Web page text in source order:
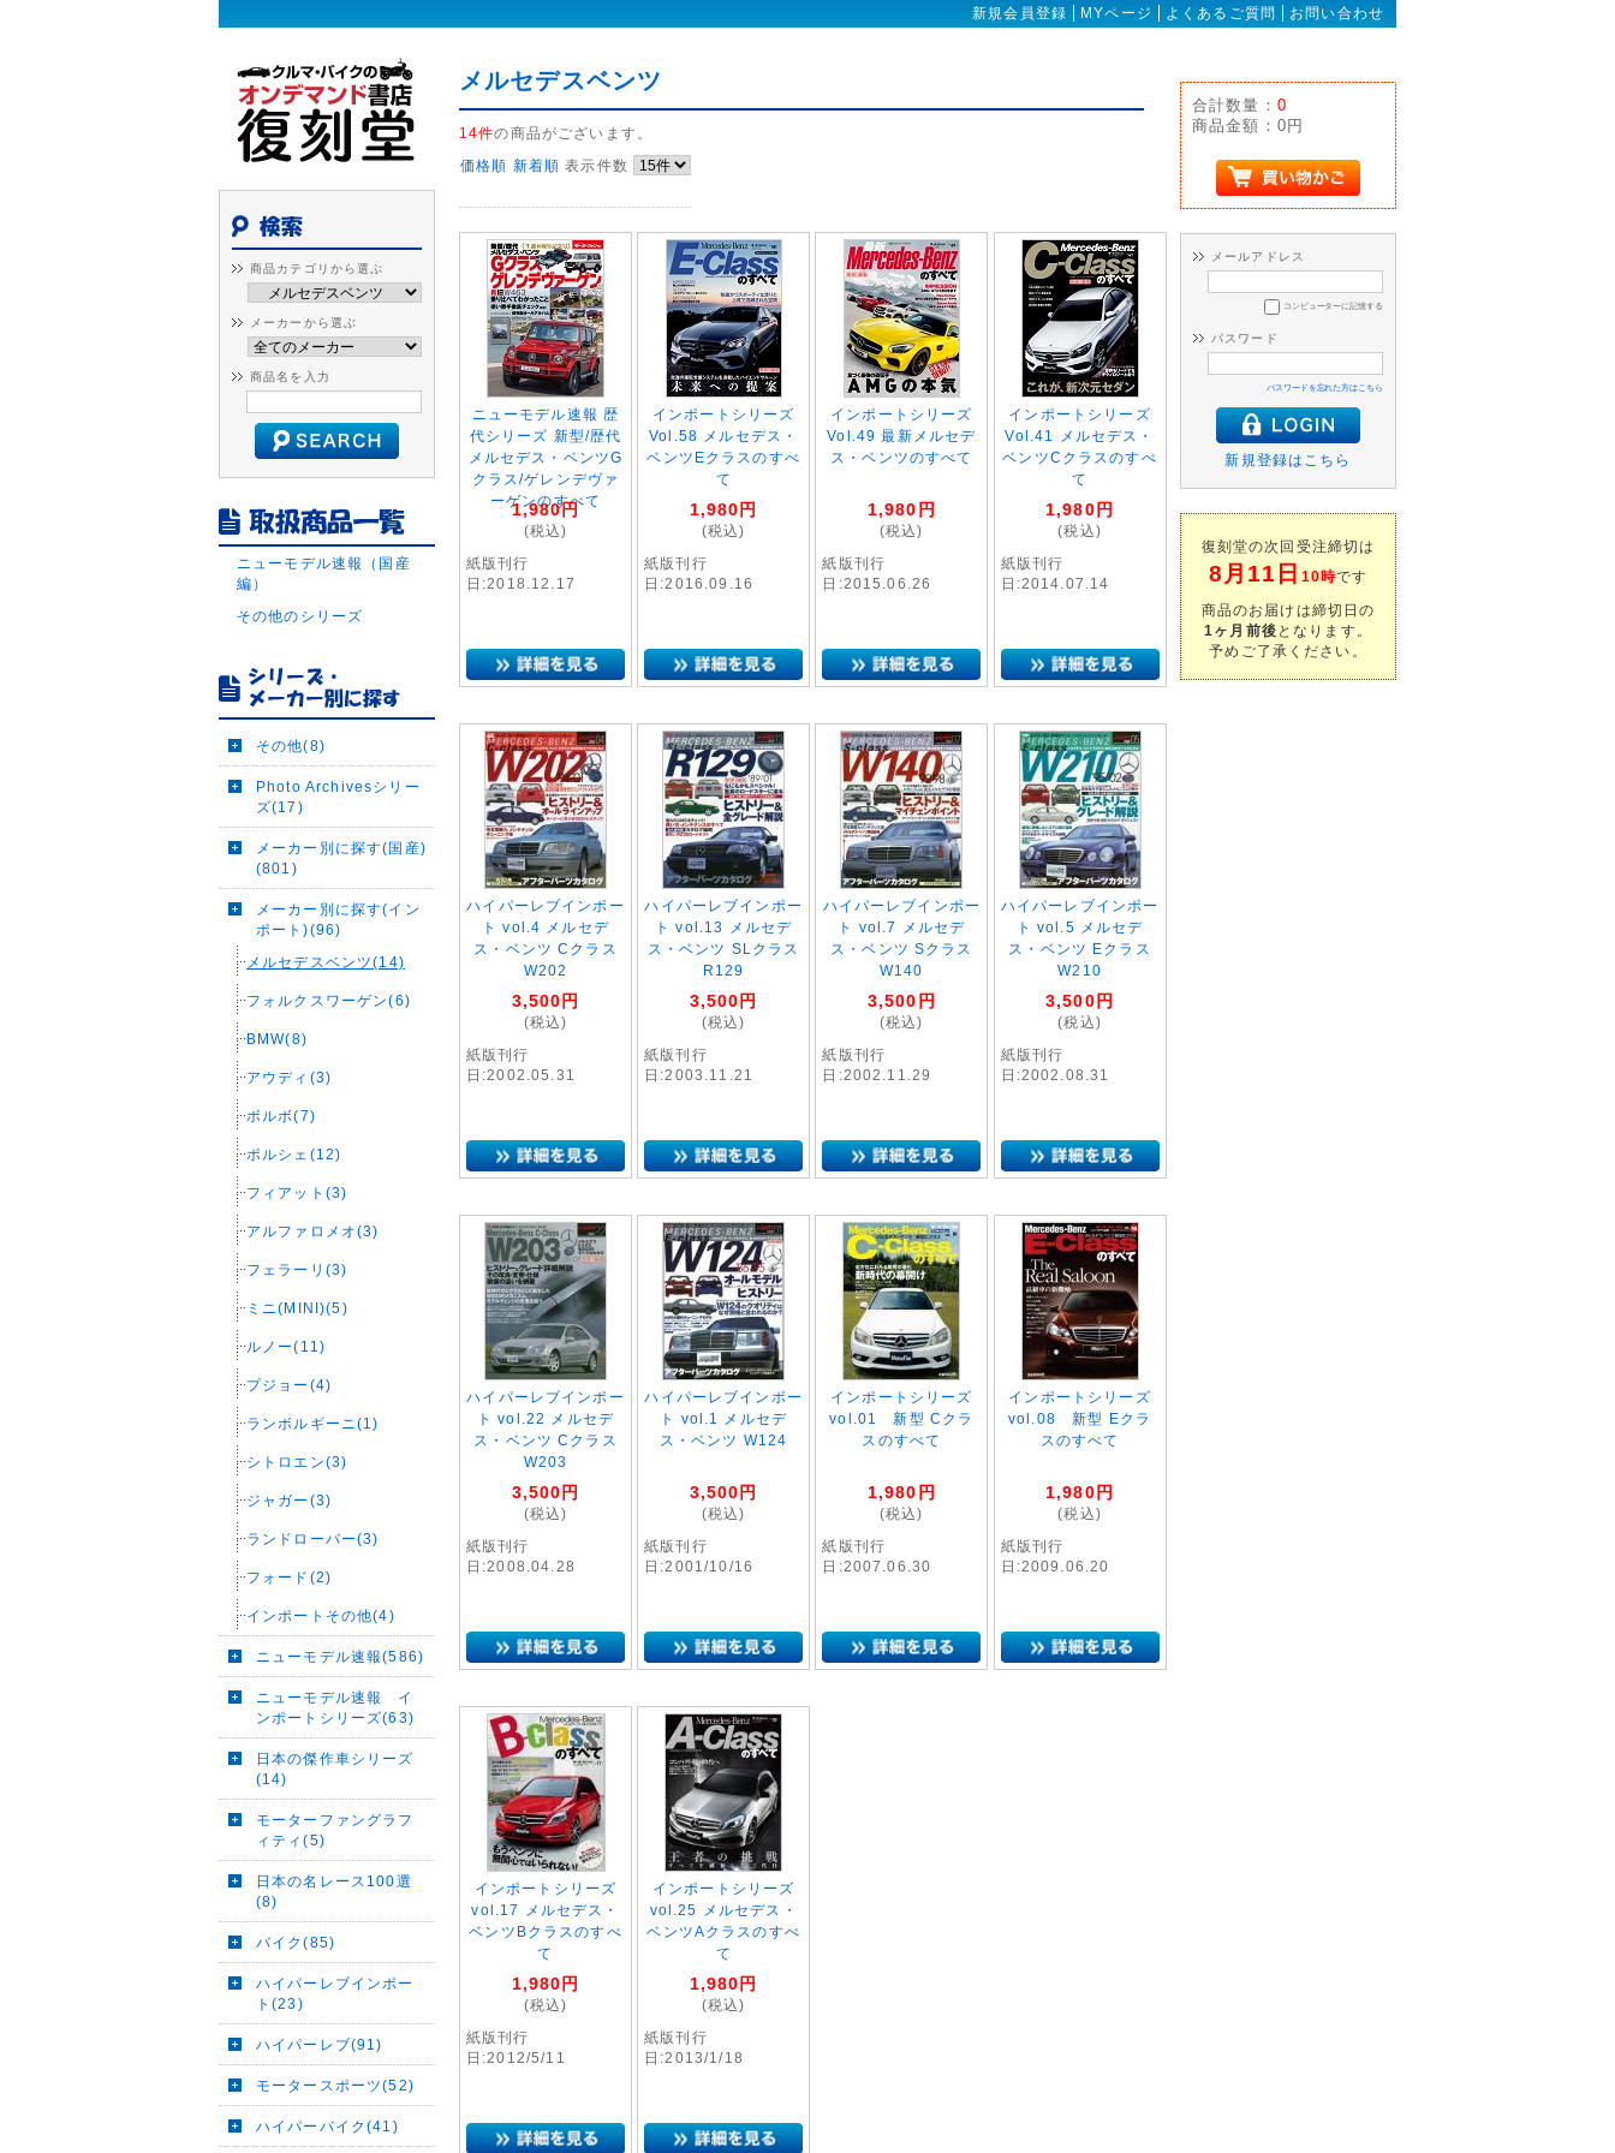
新規会員登録 MYページ よくあるご質問 お問い合わせ
メルセデスベンツ
14件の商品がございます。
価格順 新着順 表示件数
ニューモデル速報 歴
代シリーズ 新型/歴代
メルセデス・ベンツG
クラス/ゲレンデヴァ
ーゲンのすべて
1,980円
(税込)
紙版刊行
日:2018.12.17
インポートシリーズ
Vol.58 メルセデス・
ベンツEクラスのすべ
て
1,980 円
(税込)
紙版刊行
日:2016.09.16
インポートシリーズ
Vol.49 最新メルセデ
ス・ベンツのすべて
1,980 円
(税込)
紙版刊行
日:2015.06.26
インポートシリーズ
Vol.41 メルセデス・
ベンツCクラスのすべ
て
1,980 円
(税込)
紙版刊行
日:2014.07.14
ハイパーレブインポー
ト vol.4 メルセデ
ス・ベンツ Cクラス
W202
3,500 円
(税込)
紙版刊行
日:2002.05.31
ハイパーレブインポー
ト vol.13 メルセデ
ス・ベンツ SLクラス
R129
3,500 円
(税込)
紙版刊行
日:2003.11.21
ハイパーレブインポー
ト vol.7 メルセデ
ス・ベンツ Sクラス
W140
3,500 円
(税込)
紙版刊行
日:2002.11.29
ハイパーレブインポー
ト vol.5 メルセデ
ス・ベンツ Eクラス
W210
3,500 円
(税込)
紙版刊行
日:2002.08.31
ハイパーレブインポー
ト vol.22 メルセデ
ス・ベンツ Cクラス
W203
3,500 円
(税込)
紙版刊行
日:2008.04.28
ハイパーレブインポー
ト vol.1 メルセデ
ス・ベンツ W124
3,500 円
(税込)
紙版刊行
日:2001/10/16
インポートシリーズ
vol.01 新型 Cクラ
スのすべて
1,980 円
(税込)
紙版刊行
日:2007.06.30
インポートシリーズ
vol.08 新型 Eクラ
スのすべて
1,980 円
(税込)
紙版刊行
日:2009.06.20
インポートシリーズ
vol.17 メルセデス・
ベンツBクラスのすべ
て
1,980 円
(税込)
紙版刊行
日:2012/5/11
インポートシリーズ
vol.25 メルセデス・
ベンツAクラスのすべ
て
1,980 円
(税込)
紙版刊行
日:2013/1/18
商品カテゴリから選ぶ
メーカーから選ぶ
商品名を入力
ニューモデル速報（国産
編）
その他のシリーズ
その他(8)
Photo Archivesシリー
ズ(17)
メーカー別に探す(国産)
(801)
メーカー別に探す(イン
ポート)(96)
メルセデスベンツ(14)
フォルクスワーゲン(6)
BMW(8)
アウディ(3)
ボルボ(7)
ポルシェ(12)
フィアット(3)
アルファロメオ(3)
フェラーリ(3)
ミニ(MINI)(5)
ルノー(11)
プジョー(4)
ランボルギーニ(1)
シトロエン(3)
ジャガー(3)
ランドローバー(3)
フォード(2)
インポートその他(4)
ニューモデル速報(586)
ニューモデル速報 イ
ンポートシリーズ(63)
日本の傑作車シリーズ
(14)
モーターファングラフ
ィティ(5)
日本の名レース100選
(8)
バイク(85)
ハイパーレブインポー
ト(23)
ハイパーレブ(91)
モータースポーツ(52)
ハイパーバイク(41)
合計数量： 0
商品金額： 0円
メールアドレス
コンピューターに記憶する
パスワード
パスワードを忘れた方はこちら
新規登録はこちら
復刻堂の次回受注締切は
8月11日 10時です
商品のお届けは締切日の
1ヶ月前後 となります。
予めご了承ください。